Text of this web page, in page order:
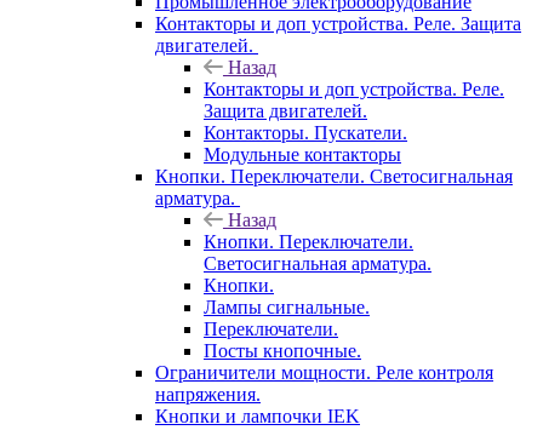
Контакторы и доп устройства. Реле. Защита
двигателей.
Назад
Контакторы и доп устройства. Реле.
Защита двигателей.
Контакторы. Пускатели.
Модульные контакторы
Кнопки. Переключатели. Светосигнальная
арматура.
Назад
Кнопки. Переключатели.
Светосигнальная арматура.
Кнопки.
Лампы сигнальные.
Переключатели.
Посты кнопочные.
Ограничители мощности. Реле контроля
напряжения.
Кнопки и лампочки IEK